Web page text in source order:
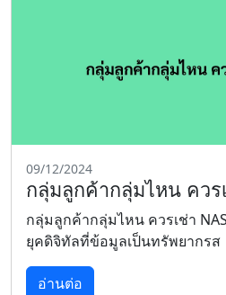
09/12/2024
กลุ่มลูกค้ากลุ่มไหน ควร
กลุ่มลูกค้ากลุ่มไหน ควรเช่า
ยุคดิจิทัลที่ข้อมูลเป็นทรัพยากรส
อ่านต่อ